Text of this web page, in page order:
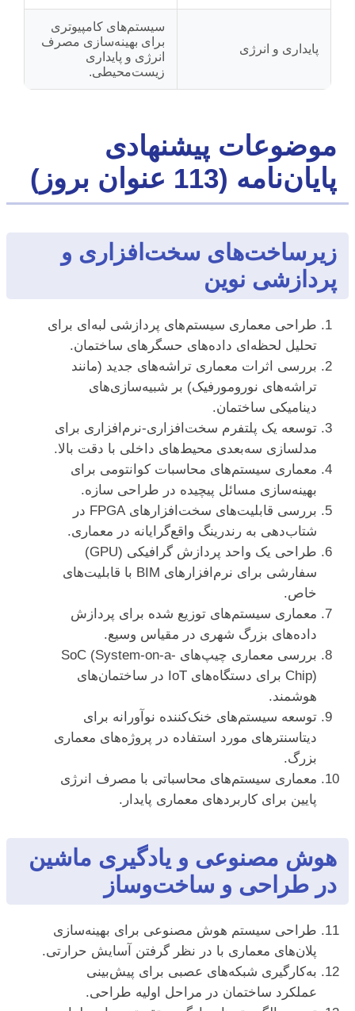
پایداری و انرژی
سیستم‌های کامپیوتری
برای بهینه‌سازی مصرف
انرژی و پایداری
زیست‌محیطی.
موضوعات پیشنهادی
پایان‌نامه (113 عنوان بروز)
زیرساخت‌های سخت‌افزاری و
پردازشی نوین
طراحی معماری سیستم‌های پردازشی لبه‌ای برای
تحلیل لحظه‌ای داده‌های حسگرهای ساختمان.
بررسی اثرات معماری تراشه‌های جدید (مانند
تراشه‌های نورومورفیک) بر شبیه‌سازی‌های
دینامیکی ساختمان.
توسعه یک پلتفرم سخت‌افزاری-نرم‌افزاری برای
مدلسازی سه‌بعدی محیط‌های داخلی با دقت بالا.
معماری سیستم‌های محاسبات کوانتومی برای
بهینه‌سازی مسائل پیچیده در طراحی سازه.
بررسی قابلیت‌های سخت‌افزارهای FPGA در
شتاب‌دهی به رندرینگ واقع‌گرایانه در معماری.
طراحی یک واحد پردازش گرافیکی (GPU)
سفارشی برای نرم‌افزارهای BIM با قابلیت‌های
خاص.
معماری سیستم‌های توزیع شده برای پردازش
داده‌های بزرگ شهری در مقیاس وسیع.
بررسی معماری چیپ‌های SoC (System-on-a-
Chip) برای دستگاه‌های IoT در ساختمان‌های
هوشمند.
توسعه سیستم‌های خنک‌کننده نوآورانه برای
دیتاسنترهای مورد استفاده در پروژه‌های معماری
بزرگ.
معماری سیستم‌های محاسباتی با مصرف انرژی
پایین برای کاربردهای معماری پایدار.
هوش مصنوعی و یادگیری ماشین
در طراحی و ساخت‌وساز
طراحی سیستم هوش مصنوعی برای بهینه‌سازی
پلان‌های معماری با در نظر گرفتن آسایش حرارتی.
به‌کارگیری شبکه‌های عصبی برای پیش‌بینی
عملکرد ساختمان در مراحل اولیه طراحی.